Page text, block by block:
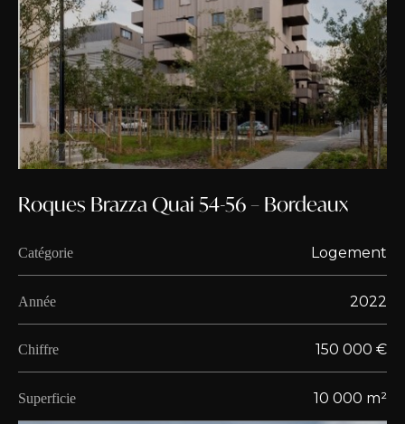
Roques Brazza Quai 54-56 – Bordeaux
Catégorie Logement
Année 2022
Chiffre 150 000 €
Superficie 10 000 m²